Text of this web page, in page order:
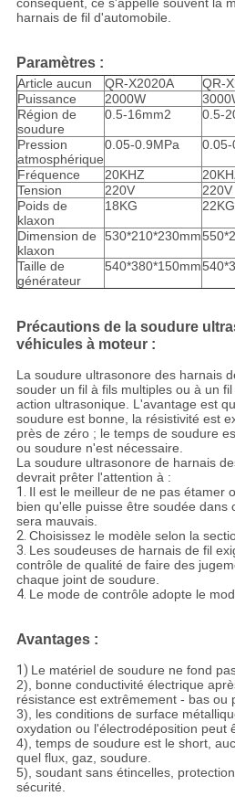
conséquent, ce s'appelle souvent la
harnais de fil d'automobile.
Paramètres :
Article aucun QR-X2020A QR-
Puissance
2000W
Région de
soudure
0.5-16mm2 0.5-
Pression
atmosphérique
0.05-0.9MPa 0.05-
Fréquence 20KHZ
Tension
220V 220V
Poids de
klaxon
18KG 22KG
Dimension de
klaxon
530*210*230mm
Taille de
générateur
540*380*150mm
Précautions de la soudure
véhicules à moteur :
La soudure ultrasonore des harnais
souder un fil à fils multiples ou à un
action ultrasonique. L'avantage est
soudure est bonne, la résistivité est
près de zéro ; le temps de soudure
ou soudure n'est nécessaire.
La soudure ultrasonore de harnais
devrait prêter l'attention à :
1. Il est le meilleur de ne pas étamer
bien qu'elle puisse être soudée dans
sera mauvais.
2. Choisissez le modèle selon la
3. Les soudeuses de harnais de fil
contrôle de qualité de faire des
chaque joint de soudure.
4. Le mode de contrôle adopte le
Avantages :
1) Le matériel de soudure ne fond
2), bonne conductivité électrique
résistance est extrêmement - bas ou
3), les conditions de surface
oxydation ou l'électrodéposition peut
4), temps de soudure est le short,
quel flux, gaz, soudure.
5), soudant sans étincelles,
sécurité.